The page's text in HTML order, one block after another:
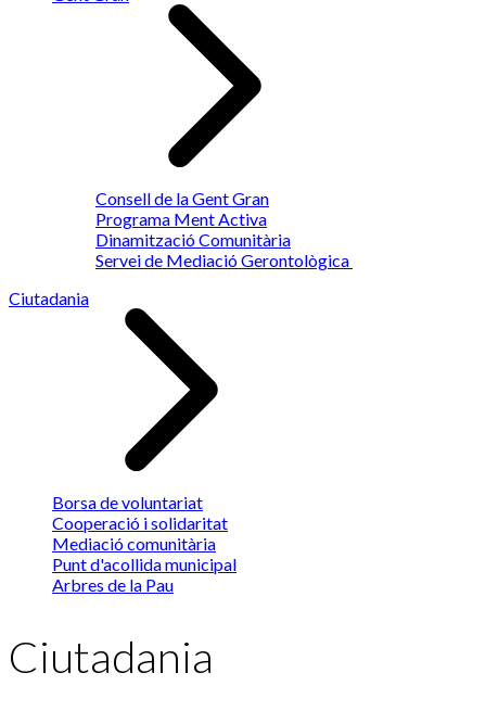
Consell de la Gent Gran
Programa Ment Activa
Dinamització Comunitària
Servei de Mediació Gerontològica
Ciutadania
Borsa de voluntariat
Cooperació i solidaritat
Mediació comunitària
Punt d'acollida municipal
Arbres de la Pau
Ciutadania